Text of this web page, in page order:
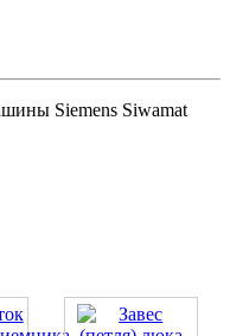
Siemens Siwamat